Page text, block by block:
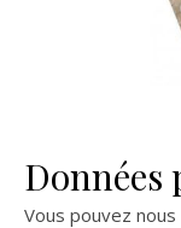
Données
Vous pouvez